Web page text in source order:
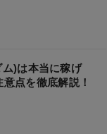
)は本当に稼げ
点を徹底解説！